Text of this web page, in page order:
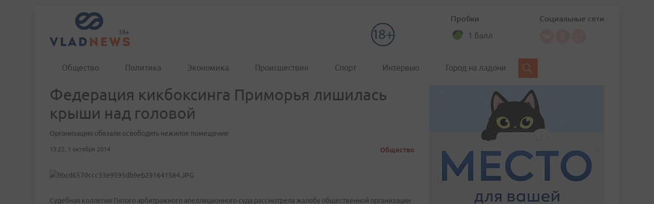
Пробки
1 балл
Социальные сети
Общество Политика Экономика Происшествия Спорт Интервью Город на ладони
Федерация кикбоксинга Приморья лишилась
крыши над головой
Организацию обязали освободить нежилое помещение
13:22, 1 октября 2014 Общество
Судебная коллегия Пятого арбитражного апелляционного суда рассмотрела жалобу общественной организации